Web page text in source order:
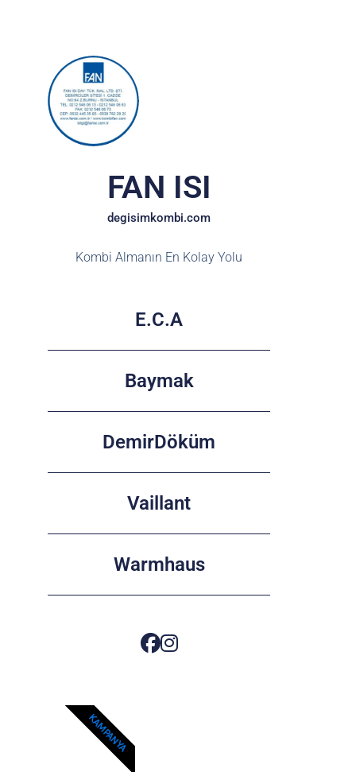
FAN ISI
degisimkombi.com
Kombi Almanın En Kolay Yolu
E.C.A
Baymak
DemirDöküm
Vaillant
Warmhaus
KAMPANYA